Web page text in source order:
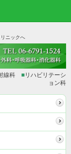
ニックへ
線科 ■リハビリテーシ
ョン科